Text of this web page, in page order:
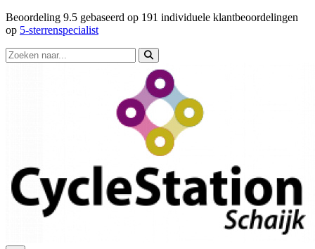
Beoordeling 9.5 gebaseerd op 191 individuele klantbeoordelingen
op 5-sterrenspecialist